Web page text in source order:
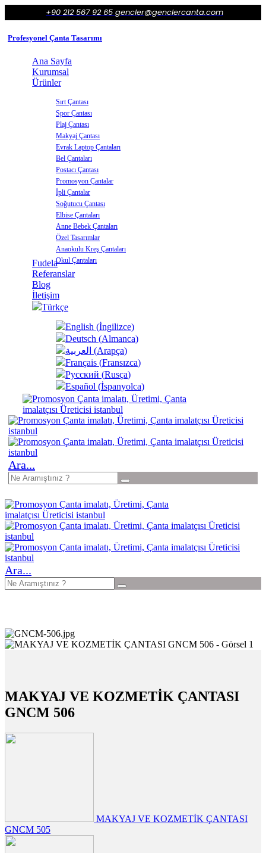
+90 212 567 92 65 gencler@genclercanta.com
Profesyonel Çanta Tasarımı
Ana Sayfa
Kurumsal
Ürünler
Sırt Çantası
Spor Çantası
Plaj Çantası
Makyaj Çantası
Evrak Laptop Çantaları
Bel Çantaları
Postacı Çantası
Promosyon Çantalar
İpli Çantalar
Soğutucu Çantası
Elbise Çantaları
Anne Bebek Çantaları
Özel Tasarımlar
Anaokulu Kreş Çantaları
Okul Çantaları
Fudela
Referanslar
Blog
İletişim
Türkçe
English (İngilizce)
Deutsch (Almanca)
العربية (Arapça)
Français (Fransızca)
Русский (Rusça)
Español (İspanyolca)
Ara...
Ara...
MAKYAJ VE KOZMETİK ÇANTASI
GNCM 506
MAKYAJ VE KOZMETİK ÇANTASI
GNCM 505